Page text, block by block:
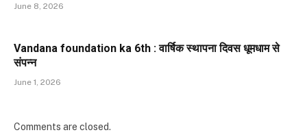
June 8, 2026
Vandana foundation ka 6th : वार्षिक स्थापना दिवस धूमधाम से
संपन्न
June 1, 2026
Comments are closed.